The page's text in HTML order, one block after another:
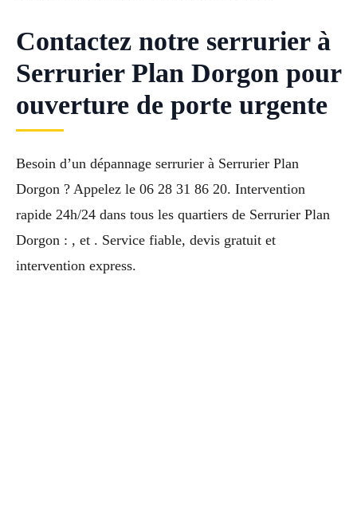
Contactez notre serrurier à
Serrurier Plan Dorgon pour
ouverture de porte urgente
Besoin d’un dépannage serrurier à Serrurier Plan
Dorgon ? Appelez le 06 28 31 86 20. Intervention
rapide 24h/24 dans tous les quartiers de Serrurier Plan
Dorgon : , et . Service fiable, devis gratuit et
intervention express.